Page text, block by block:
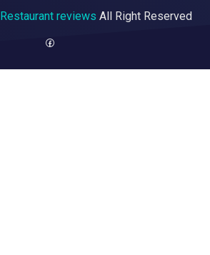
Restaurant reviews All Right Reserved